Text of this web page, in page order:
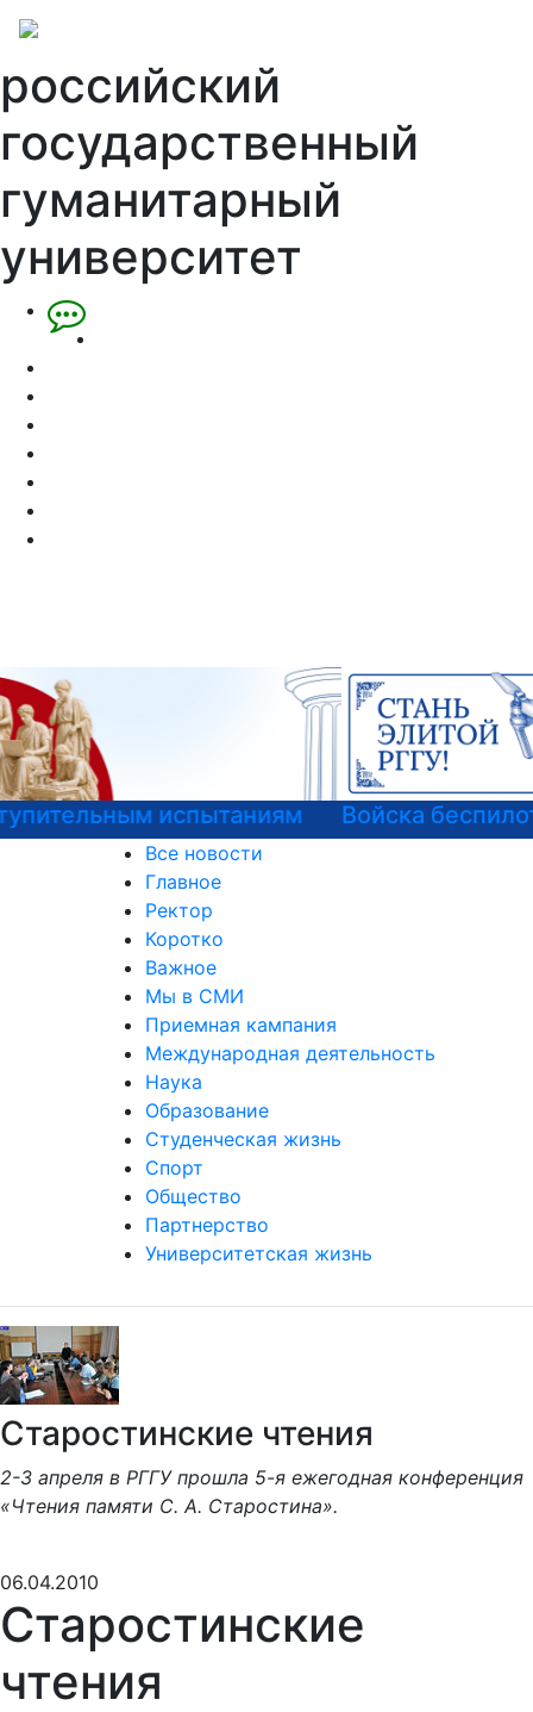
российский
государственный
гуманитарный
университет
Войска беспилотных систем РФ
Все новости
Главное
Ректор
Коротко
Важное
Мы в СМИ
Приемная кампания
Международная деятельность
Наука
Образование
Студенческая жизнь
Спорт
Общество
Партнерство
Университетская жизнь
Старостинские чтения
2-3 апреля в РГГУ прошла 5-я ежегодная конференция
«Чтения памяти С. А. Старостина».
06.04.2010
Старостинские
чтения